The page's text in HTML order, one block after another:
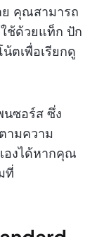
ย คุณสามารถ
ช้ด้วยแท็ก ปัก
ตเพื่อเรียกดู
นซอร์ส ซึ่ง
ามความ
องได้หากคุณ
ที่